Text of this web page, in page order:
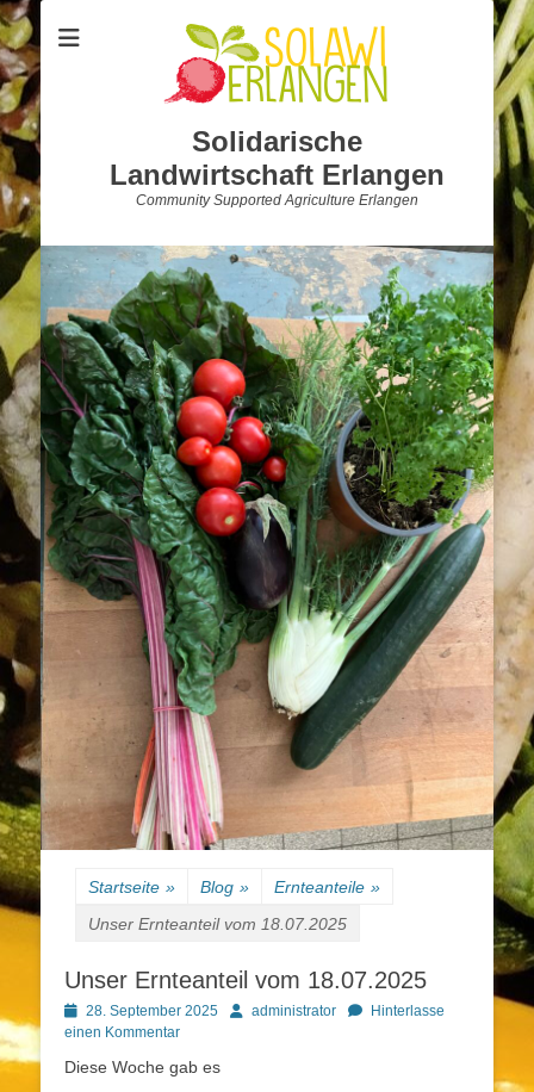
Solidarische
Landwirtschaft Erlangen
Community Supported Agriculture Erlangen
Startseite » Blog » Ernteanteile »
Unser Ernteanteil vom 18.07.2025
Unser Ernteanteil vom 18.07.2025
Posted
on
28. September 2025 Autoradministrator
Hinterlasse
einen Kommentar
Diese Woche gab es